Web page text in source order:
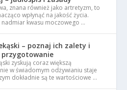
znana również jako artretyzm, to
wpłynąć na jakość życia.
kwasu moczowego …
– poznaj ich zalety i
przygotowanie
zyskują coraz większą
w świadomym odżywianiu staje
dokładnie są te wartościowe …